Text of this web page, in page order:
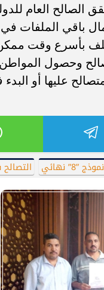
الصالح العام
باقي الملفات
بأسرع وقت
وحصول
عليها أو
نموذج ”8” نهائي